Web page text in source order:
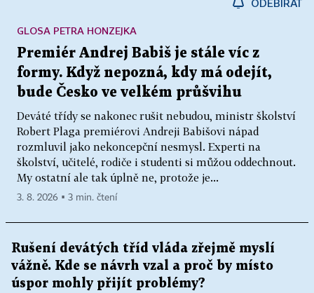
ODEBÍRAT
Premiér Andrej Babiš je stále víc z
formy. Když nepozná, kdy má odejít,
bude Česko ve velkém průšvihu
Deváté třídy se nakonec rušit nebudou, ministr školství
Robert Plaga premiérovi Andreji Babišovi nápad
rozmluvil jako nekoncepční nesmysl. Experti na
školství, učitelé, rodiče i studenti si můžou oddechnout.
My ostatní ale tak úplně ne, protože je...
GLOSA PETRA HONZEJKA
3. 8. 2026 ▪ 3 min. čtení
Rušení devátých tříd vláda zřejmě myslí
vážně. Kde se návrh vzal a proč by místo
úspor mohly přijít problémy?